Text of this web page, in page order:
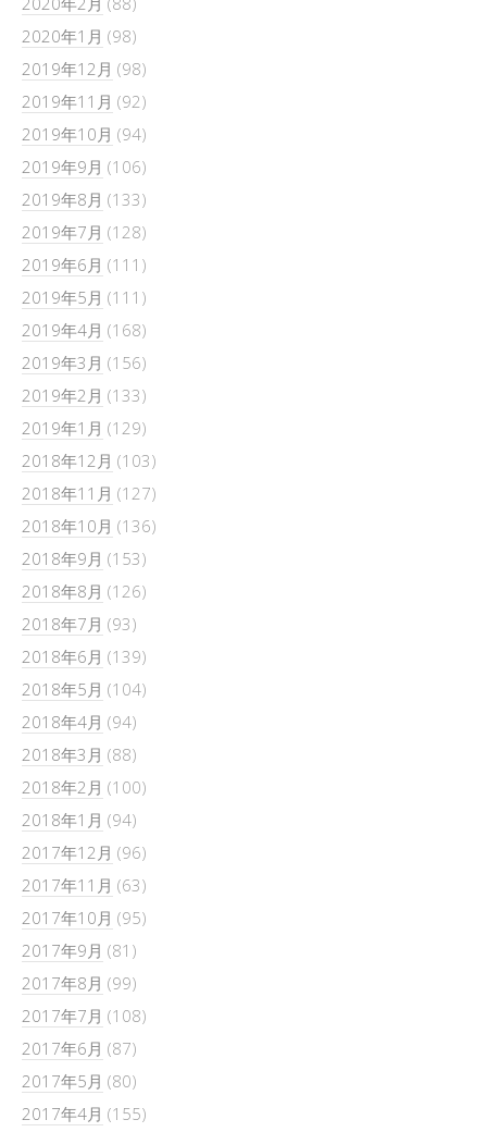
2020年1月 (98)
2019年12月 (98)
2019年11月 (92)
2019年10月 (94)
2019年9月 (106)
2019年8月 (133)
2019年7月 (128)
2019年6月 (111)
2019年5月 (111)
2019年4月 (168)
2019年3月 (156)
2019年2月 (133)
2019年1月 (129)
2018年12月 (103)
2018年11月 (127)
2018年10月 (136)
2018年9月 (153)
2018年8月 (126)
2018年7月 (93)
2018年6月 (139)
2018年5月 (104)
2018年4月 (94)
2018年3月 (88)
2018年2月 (100)
2018年1月 (94)
2017年12月 (96)
2017年11月 (63)
2017年10月 (95)
2017年9月 (81)
2017年8月 (99)
2017年7月 (108)
2017年6月 (87)
2017年5月 (80)
2017年4月 (155)